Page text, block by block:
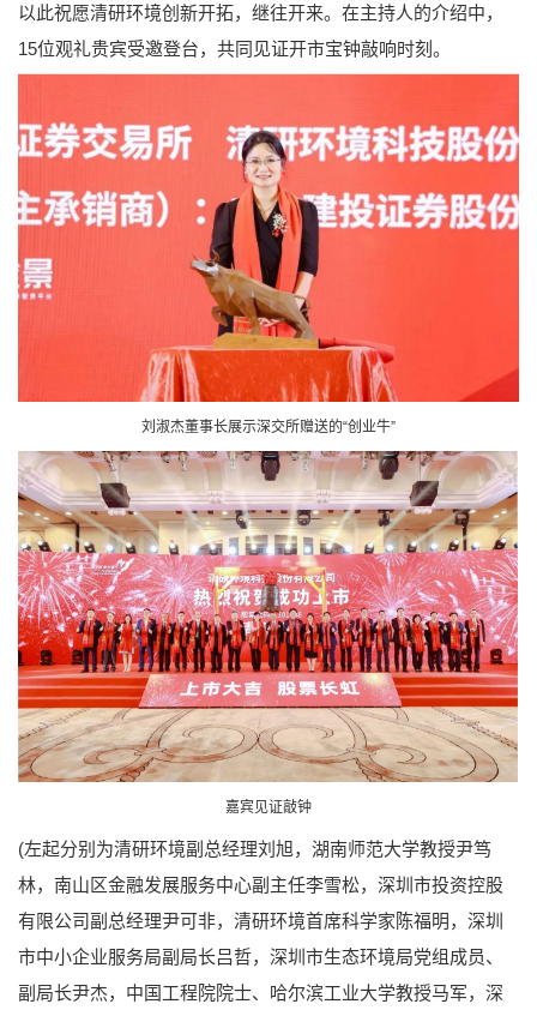
以此祝愿清研环境创新开拓，继往开来。在主持人的介绍中，
15位观礼贵宾受邀登台，共同见证开市宝钟敲响时刻。
刘淑杰董事长展示深交所赠送的“创业牛”
嘉宾见证敲钟
(左起分别为清研环境副总经理刘旭，湖南师范大学教授尹笃
林，南山区金融发展服务中心副主任李雪松，深圳市投资控股
有限公司副总经理尹可非，清研环境首席科学家陈福明，深圳
市中小企业服务局副局长吕哲，深圳市生态环境局党组成员、
副局长尹杰，中国工程院院士、哈尔滨工业大学教授马军，深